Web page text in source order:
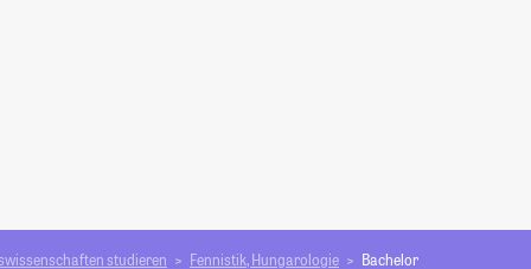
studieren Fennistik, Hungarologie Bachelor